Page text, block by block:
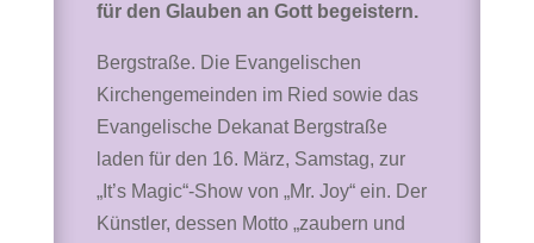
für den Glauben an Gott begeistern.
Bergstraße. Die Evangelischen
Kirchengemeinden im Ried sowie das
Evangelische Dekanat Bergstraße
laden für den 16. März, Samstag, zur
„It’s Magic“-Show von „Mr. Joy“ ein. Der
Künstler, dessen Motto „zaubern und